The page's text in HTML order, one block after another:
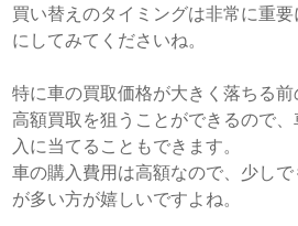
買い替えのタイミングは非常に重
にしてみてくださいね。
特に車の買取価格が大きく落ちる前
高額買取を狙うことができるので
入に当てることもできます。
車の購入費用は高額なので、少し
が多い方が嬉しいですよね。